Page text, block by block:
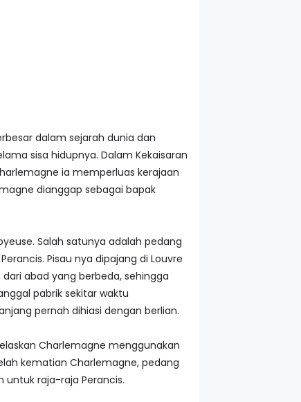
dalam sejarah dunia dan
sisa hidupnya. Dalam Kekaisaran
ia memperluas kerajaan
dianggap sebagai bapak
Salah satunya adalah pedang
Pisau nya dipajang di Louvre
abad yang berbeda, sehingga
pabrik sekitar waktu
pernah dihiasi dengan berlian.
Charlemagne menggunakan
kematian Charlemagne, pedang
untuk raja-raja Perancis.